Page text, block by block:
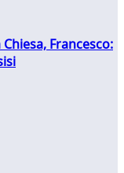
Francesco: